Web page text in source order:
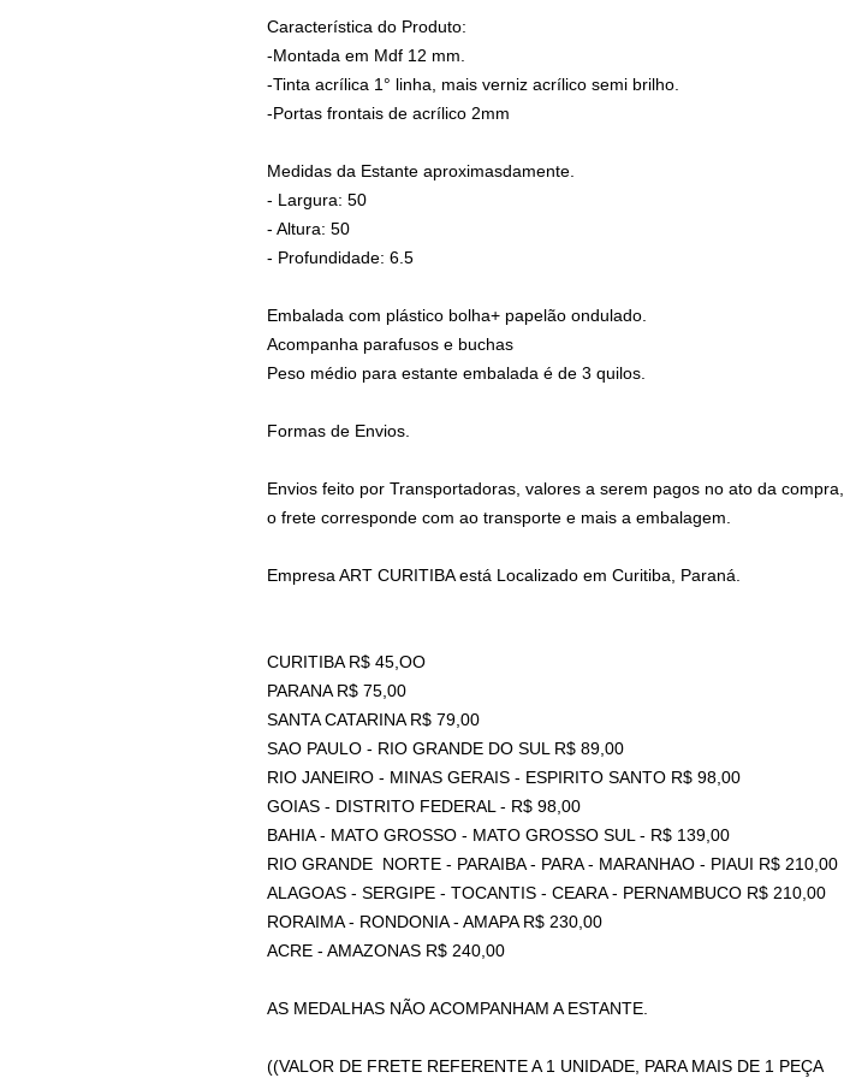
Característica do Produto:
-Montada em Mdf 12 mm.
-Tinta acrílica 1° linha, mais verniz acrílico semi brilho.
-Portas frontais de acrílico 2mm
Medidas da Estante aproximasdamente.
- Largura: 50
- Altura: 50
- Profundidade: 6.5
Embalada com plástico bolha+ papelão ondulado.
Acompanha parafusos e buchas
Peso médio para estante embalada é de 3 quilos.
Formas de Envios.
Envios feito por Transportadoras, valores a serem pagos no ato da compra,
o frete corresponde com ao transporte e mais a embalagem.
Empresa ART CURITIBA está Localizado em Curitiba, Paraná.
CURITIBA R$ 45,OO
PARANA R$ 75,00
SANTA CATARINA R$ 79,00
SAO PAULO - RIO GRANDE DO SUL R$ 89,00
RIO JANEIRO - MINAS GERAIS - ESPIRITO SANTO R$ 98,00
GOIAS - DISTRITO FEDERAL - R$ 98,00
BAHIA - MATO GROSSO - MATO GROSSO SUL - R$ 139,00
RIO GRANDE NORTE - PARAIBA - PARA - MARANHAO - PIAUI R$ 210,00
ALAGOAS - SERGIPE - TOCANTIS - CEARA - PERNAMBUCO R$ 210,00
RORAIMA - RONDONIA - AMAPA R$ 230,00
ACRE - AMAZONAS R$ 240,00
AS MEDALHAS NÃO ACOMPANHAM A ESTANTE.
((VALOR DE FRETE REFERENTE A 1 UNIDADE, PARA MAIS DE 1 PEÇA